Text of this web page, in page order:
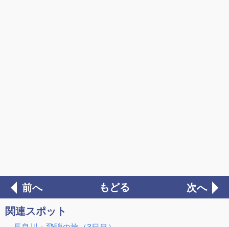
前へ もどる 次へ
関連スポット